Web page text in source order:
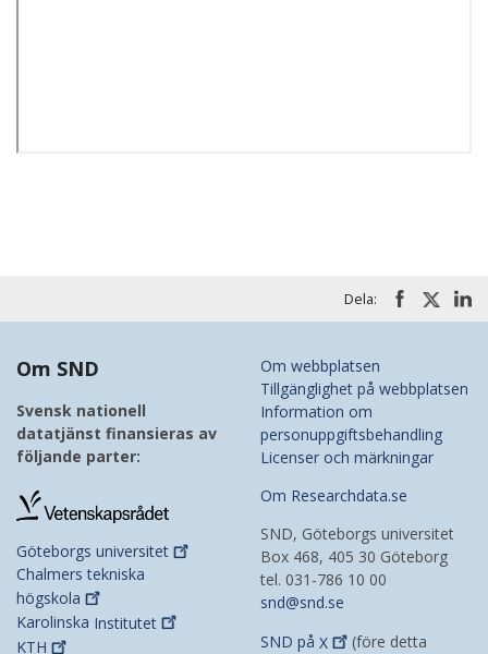
Dela:
Om SND
Svensk nationell
datatjänst finansieras av
följande parter:
Göteborgs universitet
Chalmers tekniska
högskola
Karolinska Institutet
KTH
Om webbplatsen
Tillgänglighet på webbplatsen
Information om
personuppgiftsbehandling
Licenser och märkningar
Om Researchdata.se
SND, Göteborgs universitet
Box 468, 405 30 Göteborg
tel. 031-786 10 00
snd@snd.se
SND på X (före detta